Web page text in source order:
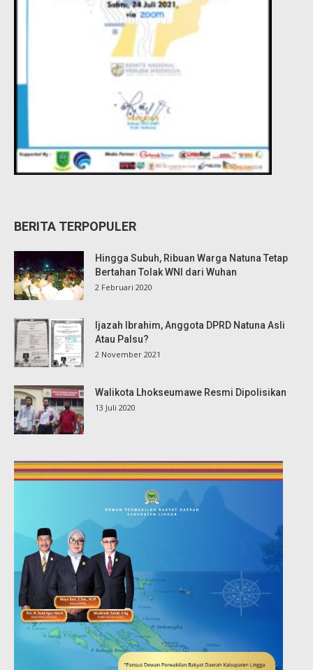
BERITA TERPOPULER
Hingga Subuh, Ribuan Warga Natuna Tetap
Bertahan Tolak WNI dari Wuhan
2 Februari 2020
Ijazah Ibrahim, Anggota DPRD Natuna Asli
Atau Palsu?
2 November 2021
Walikota Lhokseumawe Resmi Dipolisikan
13 Juli 2020